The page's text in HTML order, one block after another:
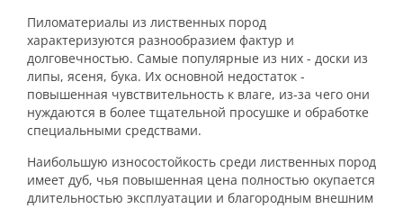
Пиломатериалы из лиственных пород
характеризуются разнообразием фактур и
долговечностью. Самые популярные из них - доски из
липы, ясеня, бука. Их основной недостаток -
повышенная чувствительность к влаге, из-за чего они
нуждаются в более тщательной просушке и обработке
специальными средствами.
Наибольшую износостойкость среди лиственных пород
имеет дуб, чья повышенная цена полностью окупается
длительностью эксплуатации и благородным внешним